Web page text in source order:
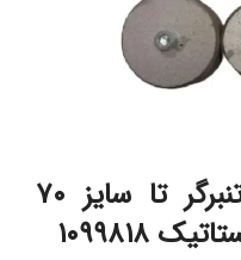
کاربردهای اتو لوله روتنبرگر تا سایز ۷۰